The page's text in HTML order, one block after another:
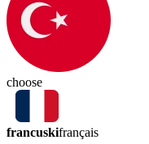
choose
francuskifrançais